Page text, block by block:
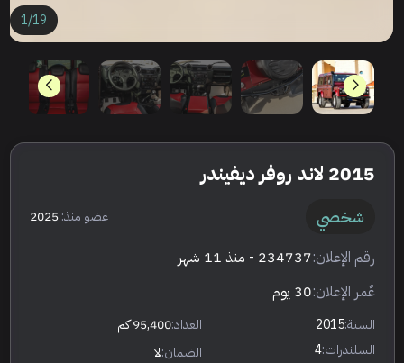
1/19
2015 لاند روفر ديفيندر
شخصي عضو منذ:2025
رقم الإعلان:234737 - منذ 11 شهر
عٌمر الإعلان:30 يوم
السنة:2015 العداد:95,400 كم
السلندرات:4 الضمان:لا